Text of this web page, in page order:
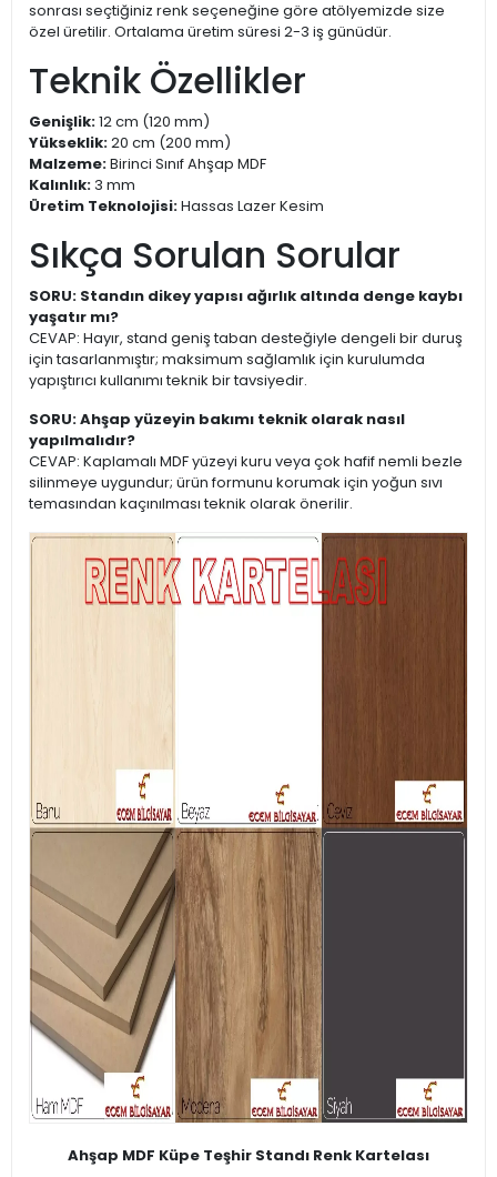
sonrası seçtiğiniz renk seçeneğine göre atölyemizde size
özel üretilir. Ortalama üretim süresi 2-3 iş günüdür.
Teknik Özellikler
Genişlik:12 cm (120 mm)
Yükseklik:20 cm (200 mm)
Malzeme:Birinci Sınıf Ahşap MDF
Kalınlık:3 mm
Üretim Teknolojisi:Hassas Lazer Kesim
Sıkça Sorulan Sorular
SORU: Standın dikey yapısı ağırlık altında denge kaybı
yaşatır mı?
CEVAP: Hayır, stand geniş taban desteğiyle dengeli bir duruş
için tasarlanmıştır; maksimum sağlamlık için kurulumda
yapıştırıcı kullanımı teknik bir tavsiyedir.
SORU: Ahşap yüzeyin bakımı teknik olarak nasıl
yapılmalıdır?
CEVAP: Kaplamalı MDF yüzeyi kuru veya çok hafif nemli bezle
silinmeye uygundur; ürün formunu korumak için yoğun sıvı
temasından kaçınılması teknik olarak önerilir.
Ahşap MDF Küpe Teşhir Standı Renk Kartelası